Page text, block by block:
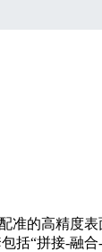
准的高精度
括“拼接-融